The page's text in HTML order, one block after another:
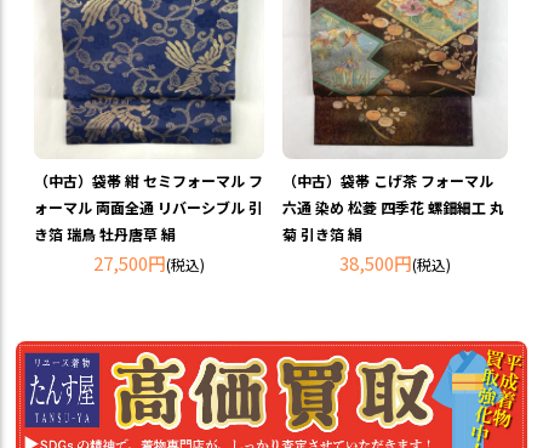
（中古）袋帯 紺 セミフォーマル フ
ォーマル 両面全通 リバーシブル 引
き箔 瑞鳥 牡丹唐草 絹
27,500円(税込)
（中古）袋帯 こげ茶 フォーマル
六通 染め 松菱 四季花 螺鈿細工 丸
菊 引き箔 絹
38,500円(税込)